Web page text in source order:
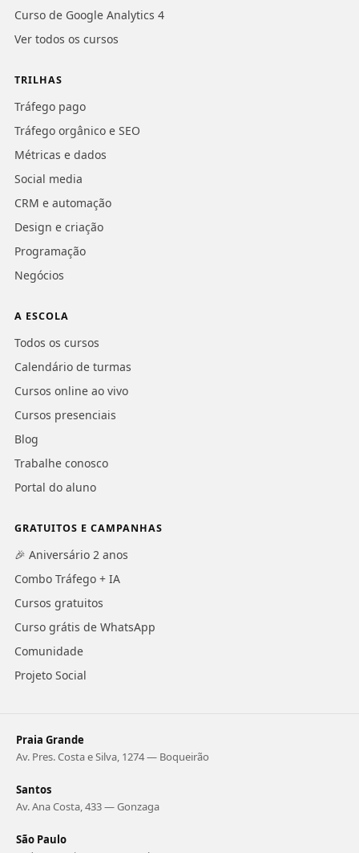
Curso de Google Analytics 4
Ver todos os cursos
TRILHAS
Tráfego pago
Tráfego orgânico e SEO
Métricas e dados
Social media
CRM e automação
Design e criação
Programação
Negócios
A ESCOLA
Todos os cursos
Calendário de turmas
Cursos online ao vivo
Cursos presenciais
Blog
Trabalhe conosco
Portal do aluno
GRATUITOS E CAMPANHAS
🎉 Aniversário 2 anos
Combo Tráfego + IA
Cursos gratuitos
Curso grátis de WhatsApp
Comunidade
Projeto Social
Praia Grande
Av. Pres. Costa e Silva, 1274 — Boqueirão
Santos
Av. Ana Costa, 433 — Gonzaga
São Paulo